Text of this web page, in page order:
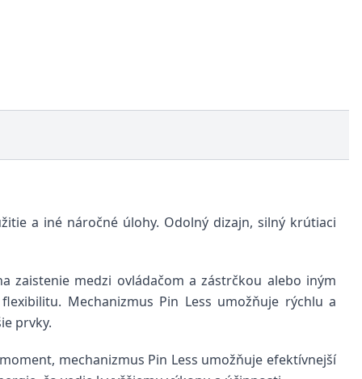
a iné náročné úlohy. Odolný dizajn, silný krútiaci
zaistenie medzi ovládačom a zástrčkou alebo iným
Mechanizmus Pin Less umožňuje rýchlu a
prvky.
mechanizmus Pin Less umožňuje efektívnejší